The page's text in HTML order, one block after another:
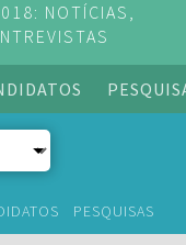
NOTÍCIAS,
PESQUISAS